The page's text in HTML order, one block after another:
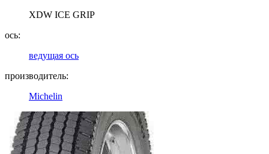
XDW ICE GRIP
ось:
ведущая ось
производитель:
Michelin